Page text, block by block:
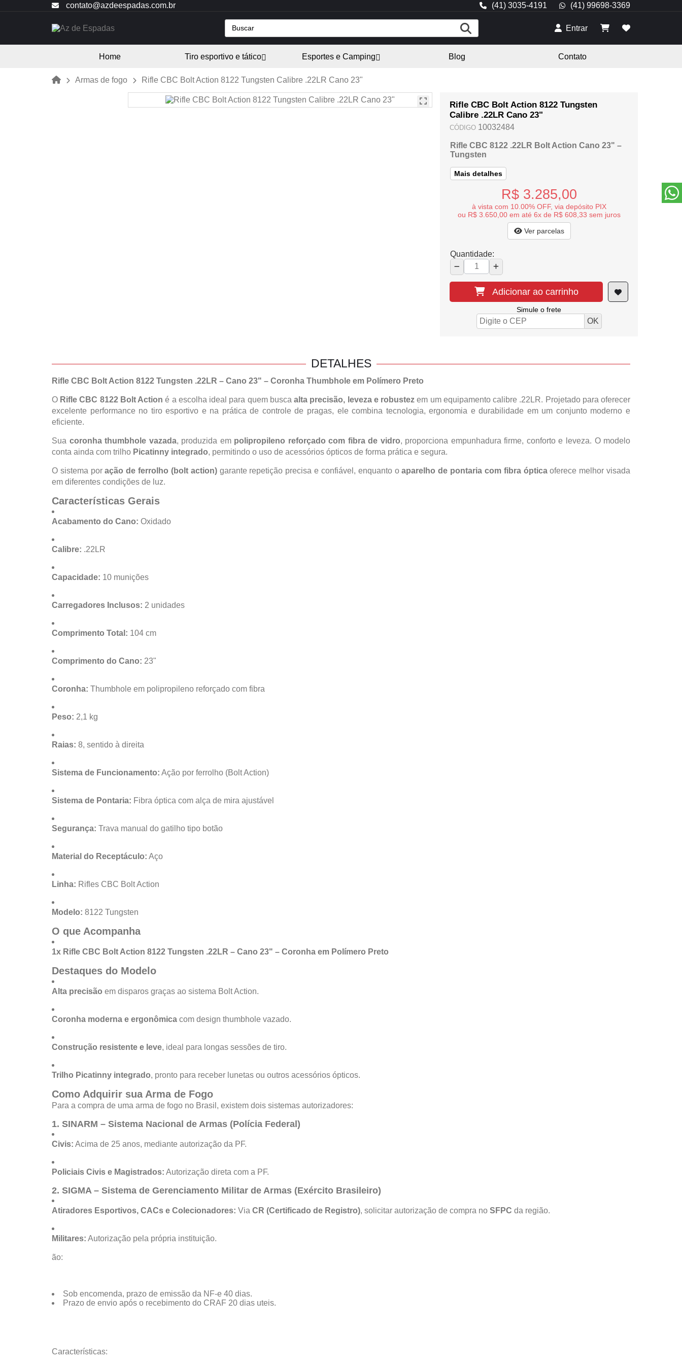
contato@azdeespadas.com.br (41) 3035-4191 (41) 99698-3369
Entrar
Home Tiro esportivo e tático Esportes e Camping Blog Contato
Armas de fogo Rifle CBC Bolt Action 8122 Tungsten Calibre .22LR Cano 23"
Rifle CBC Bolt Action 8122 Tungsten
Calibre .22LR Cano 23"
CÓDIGO 10032484
Rifle CBC 8122 .22LR Bolt Action Cano 23" –
Tungsten
Mais detalhes
R$ 3.285,00
à vista com 10.00% OFF, via depósito PIX
ou R$ 3.650,00 em até 6x de R$ 608,33 sem juros
Ver parcelas
Quantidade:
Adicionar ao carrinho
Simule o frete
DETALHES
Rifle CBC Bolt Action 8122 Tungsten .22LR – Cano 23" – Coronha Thumbhole em Polímero Preto
O Rifle CBC 8122 Bolt Action é a escolha ideal para quem buscaalta precisão, leveza e robustez em um equipamento calibre .22LR. Projetado para oferecer
excelente performance no tiro esportivo e na prática de controle de pragas, ele combina tecnologia, ergonomia e durabilidade em um conjunto moderno e
eficiente.
Sua coronha thumbhole vazada, produzida em polipropileno reforçado com fibra de vidro, proporciona empunhadura firme, conforto e leveza. O modelo
conta ainda com trilho Picatinny integrado, permitindo o uso de acessórios ópticos de forma prática e segura.
O sistema poração de ferrolho (bolt action)garante repetição precisa e confiável, enquanto oaparelho de pontaria com fibra ópticaoferece melhor visada
em diferentes condições de luz.
Características Gerais
Acabamento do Cano: Oxidado
Calibre: .22LR
Capacidade: 10 munições
Carregadores Inclusos: 2 unidades
Comprimento Total: 104 cm
Comprimento do Cano: 23"
Coronha: Thumbhole em polipropileno reforçado com fibra
Peso: 2,1 kg
Raias: 8, sentido à direita
Sistema de Funcionamento: Ação por ferrolho (Bolt Action)
Sistema de Pontaria: Fibra óptica com alça de mira ajustável
Segurança: Trava manual do gatilho tipo botão
Material do Receptáculo: Aço
Linha: Rifles CBC Bolt Action
Modelo: 8122 Tungsten
O que Acompanha
1x Rifle CBC Bolt Action 8122 Tungsten .22LR – Cano 23" – Coronha em Polímero Preto
Destaques do Modelo
Alta precisão em disparos graças ao sistema Bolt Action.
Coronha moderna e ergonômica com design thumbhole vazado.
Construção resistente e leve, ideal para longas sessões de tiro.
Trilho Picatinny integrado, pronto para receber lunetas ou outros acessórios ópticos.
Como Adquirir sua Arma de Fogo
Para a compra de uma arma de fogo no Brasil, existem dois sistemas autorizadores:
1. SINARM – Sistema Nacional de Armas (Polícia Federal)
Civis: Acima de 25 anos, mediante autorização da PF.
Policiais Civis e Magistrados: Autorização direta com a PF.
2. SIGMA – Sistema de Gerenciamento Militar de Armas (Exército Brasileiro)
Atiradores Esportivos, CACs e Colecionadores: Via CR (Certificado de Registro), solicitar autorização de compra no SFPC da região.
Militares: Autorização pela própria instituição.
ão:
Sob encomenda, prazo de emissão da NF-e 40 dias.
Prazo de envio após o recebimento do CRAF 20 dias uteis.
Características: